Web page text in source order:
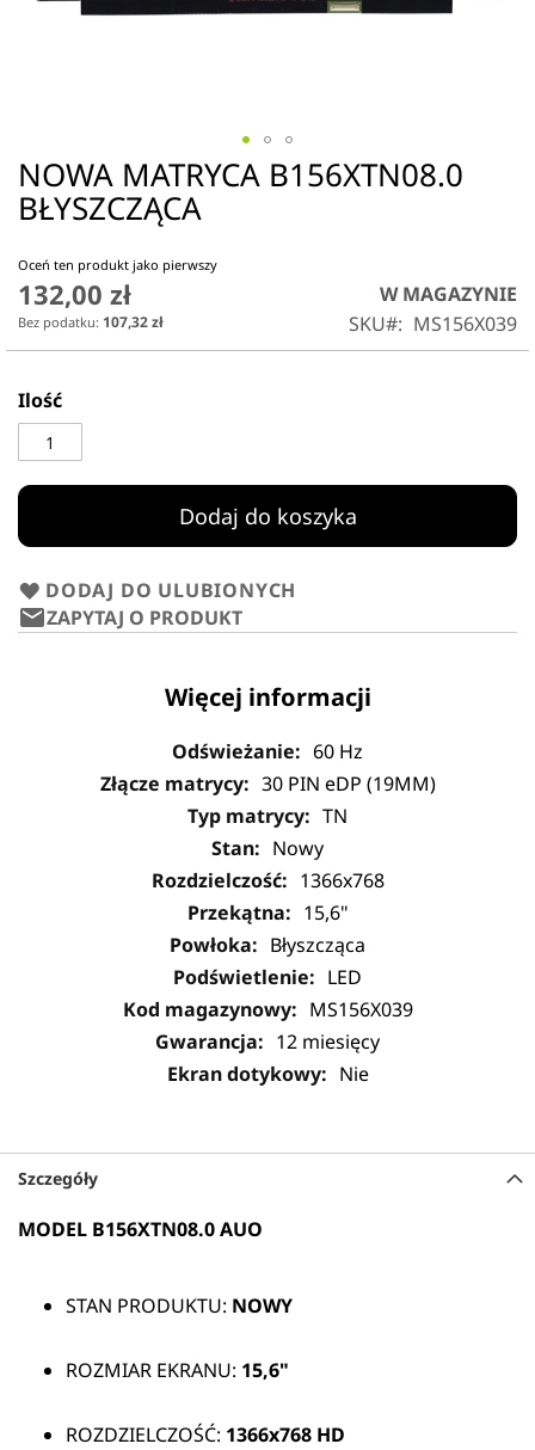
Przejdź
na
początek
NOWA MATRYCA B156XTN08.0
BŁYSZCZĄCA
Oceń ten produkt jako pierwszy
132,00 zł
107,32 zł
W MAGAZYNIE
SKU
MS156X039
Ilość
Dodaj do koszyka
DODAJ DO ULUBIONYCH
ZAPYTAJ O PRODUKT
Więcej informacji
60 Hz
30 PIN eDP (19MM)
TN
Nowy
1366x768
15,6"
Błyszcząca
LED
MS156X039
12 miesięcy
Nie
Szczegóły
MODEL B156XTN08.0 AUO
STAN PRODUKTU: NOWY
ROZMIAR EKRANU: 15,6"
ROZDZIELCZOŚĆ: 1366x768 HD